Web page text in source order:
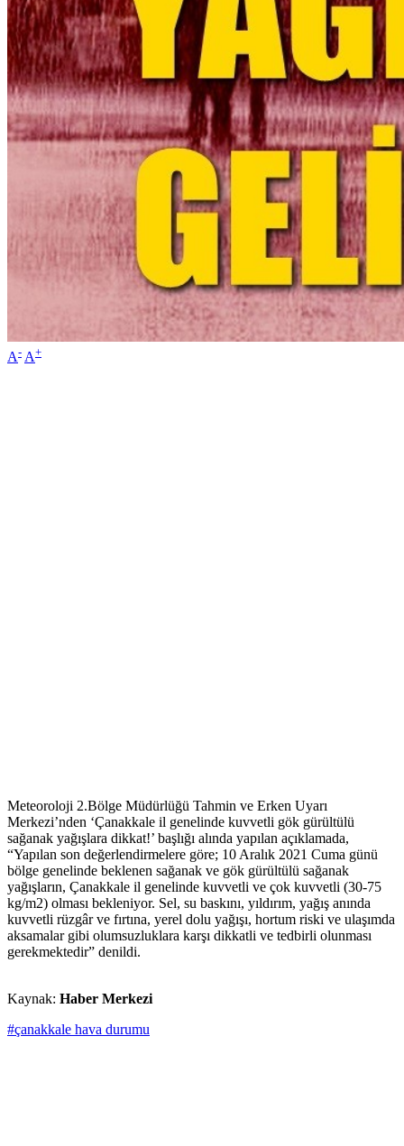
A- A+
Meteoroloji 2.Bölge Müdürlüğü Tahmin ve Erken Uyarı
Merkezi’nden ‘Çanakkale il genelinde kuvvetli gök gürültülü
sağanak yağışlara dikkat!’ başlığı alında yapılan açıklamada,
“Yapılan son değerlendirmelere göre; 10 Aralık 2021 Cuma günü
bölge genelinde beklenen sağanak ve gök gürültülü sağanak
yağışların, Çanakkale il genelinde kuvvetli ve çok kuvvetli (30-75
kg/m2) olması bekleniyor. Sel, su baskını, yıldırım, yağış anında
kuvvetli rüzgâr ve fırtına, yerel dolu yağışı, hortum riski ve ulaşımda
aksamalar gibi olumsuzluklara karşı dikkatli ve tedbirli olunması
gerekmektedir” denildi.
Kaynak: Haber Merkezi
#çanakkale hava durumu